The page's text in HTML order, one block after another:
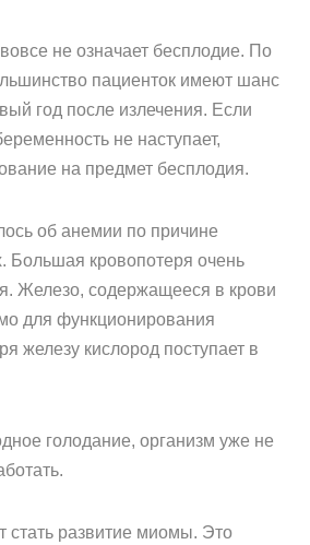
не означает бесплодие. По
пациенток имеют шанс
год после излечения. Если
не наступает,
на предмет бесплодия.
об анемии по причине
Большая кровопотеря очень
Железо, содержащееся в крови
для функционирования
железу кислород поступает в
голодание, организм уже не
развитие миомы. Это